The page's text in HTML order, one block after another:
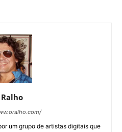
um grupo de artistas digitais que